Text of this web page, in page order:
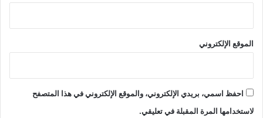
الموقع الإلكتروني
احفظ اسمي، بريدي الإلكتروني، والموقع الإلكتروني في هذا المتصفح
لاستخدامها المرة المقبلة في تعليقي.